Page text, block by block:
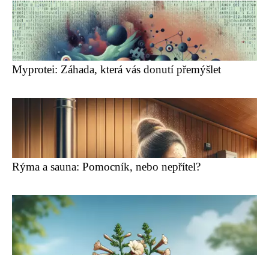
Myprotei: Záhada, která vás donutí přemýšlet
Rýma a sauna: Pomocník, nebo nepřítel?